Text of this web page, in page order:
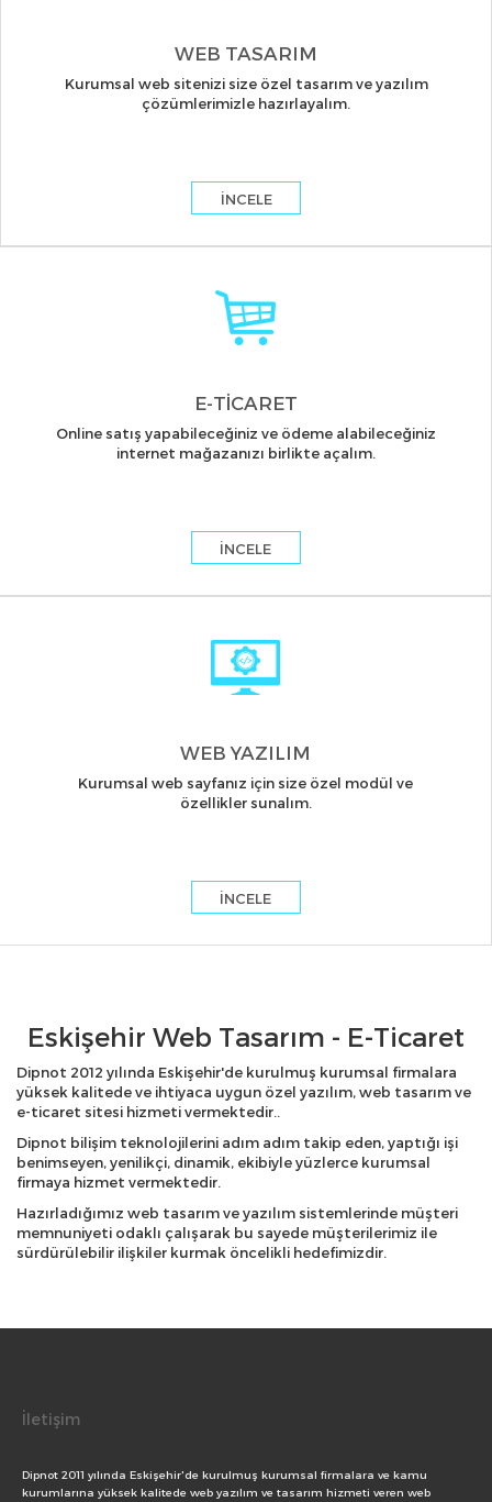
WEB TASARIM
Kurumsal web sitenizi size özel tasarım ve yazılım
çözümlerimizle hazırlayalım.
İNCELE
E-TİCARET
Online satış yapabileceğiniz ve ödeme alabileceğiniz
internet mağazanızı birlikte açalım.
İNCELE
WEB YAZILIM
Kurumsal web sayfanız için size özel modül ve
özellikler sunalım.
İNCELE
Eskişehir Web Tasarım - E-Ticaret
Dipnot 2012 yılında Eskişehir'de kurulmuş kurumsal firmalara
yüksek kalitede ve ihtiyaca uygun özel yazılım, web tasarım ve
e-ticaret sitesi hizmeti vermektedir..
Dipnot bilişim teknolojilerini adım adım takip eden, yaptığı işi
benimseyen, yenilikçi, dinamik, ekibiyle yüzlerce kurumsal
firmaya hizmet vermektedir.
Hazırladığımız web tasarım ve yazılım sistemlerinde müşteri
memnuniyeti odaklı çalışarak bu sayede müşterilerimiz ile
sürdürülebilir ilişkiler kurmak öncelikli hedefimizdir.
İletişim
Dipnot 2011 yılında Eskişehir'de kurulmuş kurumsal firmalara ve kamu
kurumlarına yüksek kalitede web yazılım ve tasarım hizmeti veren web